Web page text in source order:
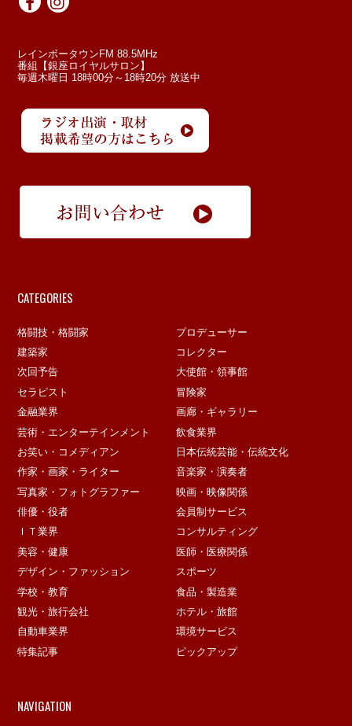
レインボータウンFM 88.5MHz
番組【銀座ロイヤルサロン】
毎週木曜日 18時00分～18時20分 放送中
CATEGORIES
格闘技・格闘家
プロデューサー
建築家
コレクター
次回予告
大使館・領事館
セラピスト
冒険家
金融業界
画廊・ギャラリー
芸術・エンターテインメント
飲食業界
お笑い・コメディアン
日本伝統芸能・伝統文化
作家・画家・ライター
音楽家・演奏者
写真家・フォトグラファー
映画・映像関係
俳優・役者
会員制サービス
ＩＴ業界
コンサルティング
美容・健康
医師・医療関係
デザイン・ファッション
スポーツ
学校・教育
食品・製造業
観光・旅行会社
ホテル・旅館
自動車業界
環境サービス
特集記事
ピックアップ
NAVIGATION